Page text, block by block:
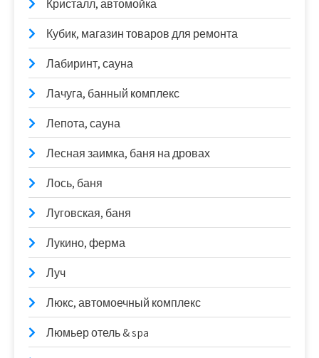
Кристалл, автомойка
Кубик, магазин товаров для ремонта
Лабиринт, сауна
Лачуга, банный комплекс
Лепота, сауна
Лесная заимка, баня на дровах
Лось, баня
Луговская, баня
Лукино, ферма
Луч
Люкс, автомоечный комплекс
Люмьер отель & spa